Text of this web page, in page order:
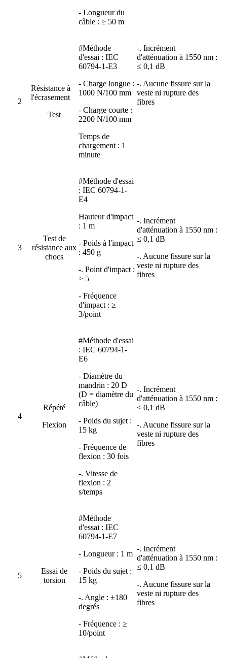
- Longueur du
câble : ≥ 50 m
2
Résistance à
l'écrasement
Test
#Méthode
d'essai : IEC
60794-1-E3
- Charge longue :
1000 N/100 mm
- Charge courte :
2200 N/100 mm
Temps de
chargement : 1
minute
-. Incrément
d'atténuation à 1550 nm :
≤ 0,1 dB
-. Aucune fissure sur la
veste ni rupture des
fibres
3
Test de
résistance aux
chocs
#Méthode d'essai
: IEC 60794-1-
E4
Hauteur d'impact
: 1 m
- Poids à l'impact
: 450 g
-. Point d'impact :
≥ 5
- Fréquence
d'impact : ≥
3/point
-. Incrément
d'atténuation à 1550 nm :
≤ 0,1 dB
-. Aucune fissure sur la
veste ni rupture des
fibres
4
Répété
Flexion
#Méthode d'essai
: IEC 60794-1-
E6
- Diamètre du
mandrin : 20 D
(D = diamètre du
câble)
- Poids du sujet :
15 kg
- Fréquence de
flexion : 30 fois
-. Vitesse de
flexion : 2
s/temps
-. Incrément
d'atténuation à 1550 nm :
≤ 0,1 dB
-. Aucune fissure sur la
veste ni rupture des
fibres
5
Essai de
torsion
#Méthode
d'essai : IEC
60794-1-E7
- Longueur : 1 m
- Poids du sujet :
15 kg
-. Angle : ±180
degrés
- Fréquence : ≥
10/point
-. Incrément
d'atténuation à 1550 nm :
≤ 0,1 dB
-. Aucune fissure sur la
veste ni rupture des
fibres